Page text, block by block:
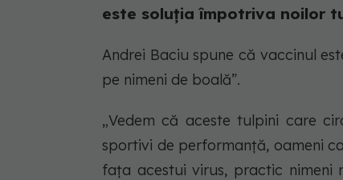
este soluția împotriva noilor
Andrei Baciu spune că vaccinul
pe nimeni de boală”.
„Vedem că aceste tulpini care
sportivi de performanță, oameni
fața acestui virus, practic